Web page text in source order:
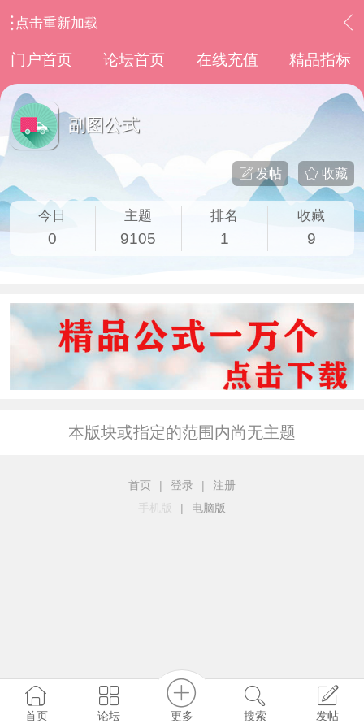
点击重新加载
门户首页 论坛首页 在线充值 精品指标
副图公式
收藏
发帖
今日
0
主题
9105
排名
1
收藏
9
本版块或指定的范围内尚无主题
首页 | 登录 |
注册
手机版
| 电脑版
首页 论坛 更多 搜索 发帖